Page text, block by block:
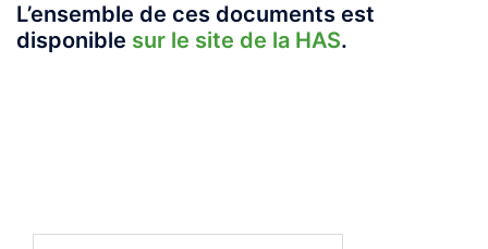
L’ensemble de ces documents est
disponible sur le site de la HAS.